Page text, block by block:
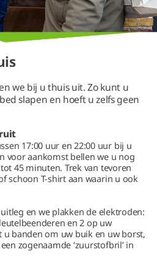
we bij u thuis uit. Zo kunt u
slapen en hoeft u zelfs geen
17:00 uur en 22:00 uur bij u
voor aankomst bellen we u nog
45 minuten. Trek van tevoren
schoon T-shirt aan waarin u ook
en we plakken de elektroden:
en 2 op uw
u banden om uw buik en uw borst,
zogenaamde ‘zuurstofbril’ in